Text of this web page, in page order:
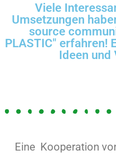
Viele
Umsetzungen
source
PLASTIC" erfahren!
Ideen und
Eine Kooperation